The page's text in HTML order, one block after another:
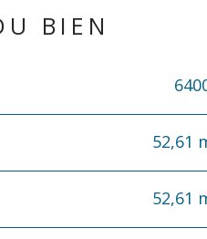
BIEN
52,61
52,61